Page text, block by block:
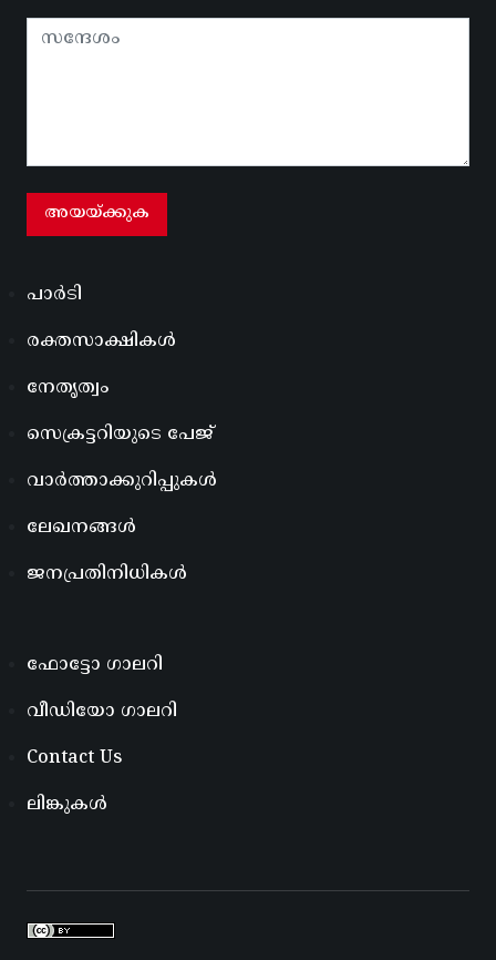
പാർടി
രക്തസാക്ഷികൾ
നേതൃത്വം
സെക്രട്ടറിയുടെ പേജ്
വാർത്താക്കുറിപ്പുകൾ
ലേഖനങ്ങൾ
ജനപ്രതിനിധികൾ
ഫോട്ടോ ഗാലറി
വീഡിയോ ഗാലറി
Contact Us
ലിങ്കുകൾ